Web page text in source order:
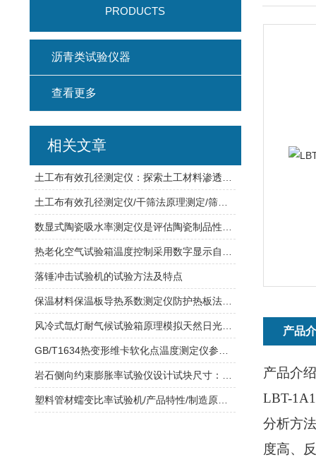
产品
产品介绍
LBT-1A
分析方法
度高、
PRODUCTS
沥青类试验仪器
查看更多
相关文章
落锤冲击试验机的试验方法及特点